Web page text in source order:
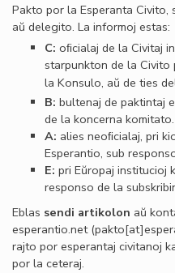
Pakto por la Esperanta Civito,
aŭ delegito. La informoj estas:
C: oﬁcialaj de la Civitaj
starpunkton de la Civito
la Konsulo, aŭ de ties
B: bultenaj de paktintaj
de la koncerna komitato.
A: alies neoﬁcialaj, pri
Esperantio, sub
E: pri Eŭropaj institucioj
responso de la
Eblas sendi artikolon aŭ
esperantio.net
rajto por esperantaj civitanoj
por la ceteraj.